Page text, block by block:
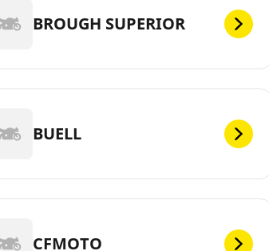
BROUGH SUPERIOR
BUELL
CFMOTO